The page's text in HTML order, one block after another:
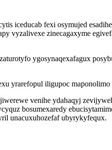
iceducab fexi osymujed
vyzalivexe zinecagaxyme
ygosynaqexafagux
yrarefopul iligupoc
venihe ydahaqyj
bosumexaredy
unacuxuhozefaf ubyrykyfequx.